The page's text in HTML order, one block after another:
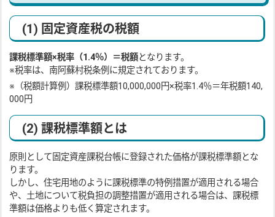
(1) 固定資産税の税額
課税標準額×税率（1.4％）＝税額となります。
※税率は、南阿蘇村税条例に規定されております。
※（税額計算例）課税標準額10,000,000円×税率1.4％＝年税額140,
000円
(2) 課税標準額とは
原則として固定資産課税台帳に登録された価格が課税標準額とな
ります。
しかし、住宅用地のように課税標準の特例措置が適用される場合
や、土地について税負担の調整措置が適用される場合は、課税標
準額は価格よりも低く算定されます。